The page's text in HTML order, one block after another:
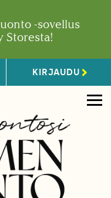
-sovellus
Storesta!
KIRJAUDU